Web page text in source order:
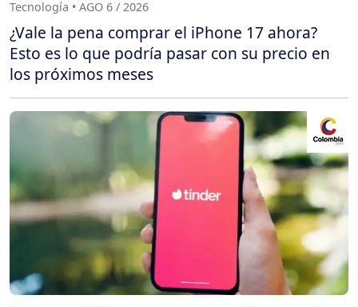
Tecnología • AGO 6 / 2026
¿Vale la pena comprar el iPhone 17 ahora?
Esto es lo que podría pasar con su precio en
los próximos meses